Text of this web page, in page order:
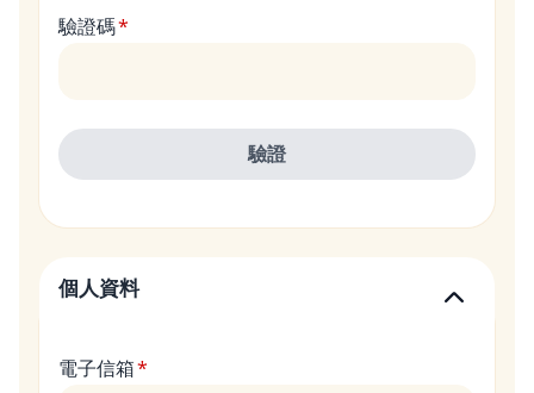
驗證碼
個人資料
電子信箱